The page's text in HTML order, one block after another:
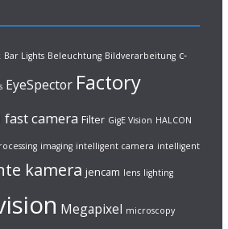
Bar Lights Beleuchtung Bildverarbeitung c-
EyeSpector Factory
fast camera Filter GigE Vision HALCON
imaging intelligent camera intelligent
kamera jencam lens lighting
Megapixel microscopy